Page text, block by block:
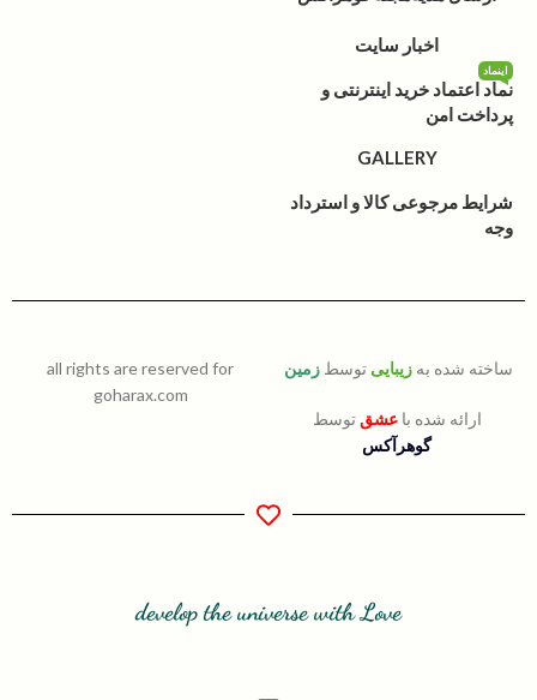
اخبار سایت
نماد اعتماد خرید اینترنتی و
پرداخت امن
اینماد
GALLERY
شرایط مرجوعی کالا و استرداد
وجه
ساخته شده به زیبایی توسط زمین
ارائه شده باعشق توسط
گوهرآکس
all rights are reserved for
goharax.com
develop the universe with Love